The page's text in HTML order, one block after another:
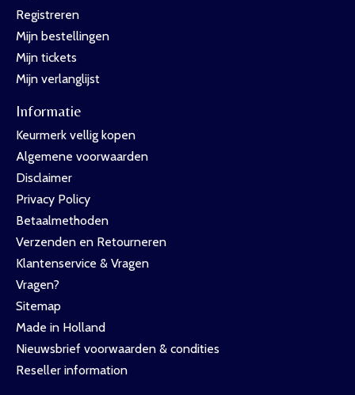
Registreren
Mijn bestellingen
Mijn tickets
Mijn verlanglijst
Informatie
Keurmerk vellig kopen
Algemene voorwaarden
Disclaimer
Privacy Policy
Betaalmethoden
Verzenden en Retourneren
Klantenservice & Vragen
Vragen?
Sitemap
Made in Holland
Nieuwsbrief voorwaarden & condities
Reseller information